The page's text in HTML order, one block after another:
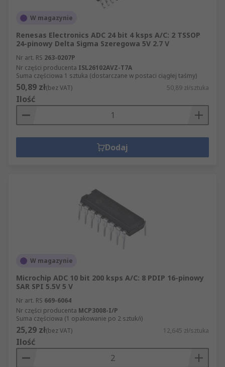
W magazynie
Renesas Electronics ADC 24 bit 4 ksps A/C: 2 TSSOP
24-pinowy Delta Sigma Szeregowa 5V 2.7 V
Nr art. RS 263-0207P
Nr części producenta ISL26102AVZ-T7A
Suma częściowa 1 sztuka (dostarczane w postaci ciągłej taśmy)
50,89 zł(bez VAT) 50,89 zł/sztuka
Ilość
Dodaj
W magazynie
Microchip ADC 10 bit 200 ksps A/C: 8 PDIP 16-pinowy
SAR SPI 5.5V 5 V
Nr art. RS 669-6064
Nr części producenta MCP3008-I/P
Suma częściowa (1 opakowanie po 2 sztuk/i)
25,29 zł(bez VAT) 12,645 zł/sztuka
Ilość